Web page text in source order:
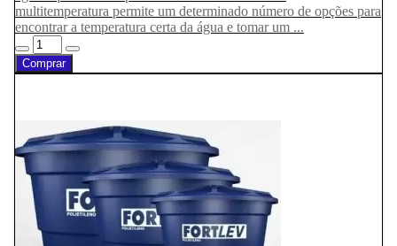
multitemperatura permite um determinado número de opções para
encontrar a temperatura certa da água e tomar um ...
Comprar